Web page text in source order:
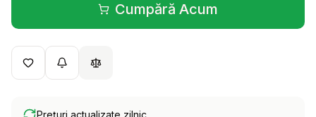
Cumpără Acum
(se deschide într-o filă
Prețuri actualizate zilnic